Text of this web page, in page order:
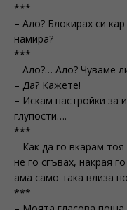
***
– Ало? Блокирах си
намира?
***
– Ало?… Ало? Чуваме
– Да? Кажете!
– Искам настройки
глупости….
***
– Как да го вкарам
не го сгъвах, накрая
ама само така влиза
***